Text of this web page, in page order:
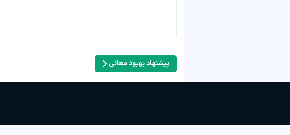
پیشنهاد بهبود معانی